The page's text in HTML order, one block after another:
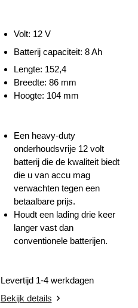
Volt: 12 V
Batterij capaciteit: 8 Ah
Lengte: 152,4
Breedte: 86 mm
Hoogte: 104 mm
Een heavy-duty
onderhoudsvrije 12 volt
batterij die de kwaliteit biedt
die u van accu mag
verwachten tegen een
betaalbare prijs.
Houdt een lading drie keer
langer vast dan
conventionele batterijen.
Levertijd 1-4 werkdagen
Bekijk details